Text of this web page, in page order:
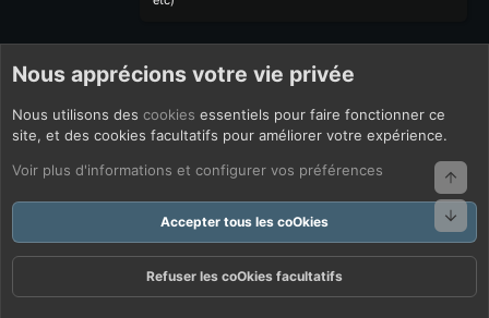
Nous apprécions votre vie privée
Nous utilisons des cookies essentiels pour faire fonctionner ce
site, et des cookies facultatifs pour améliorer votre expérience.
Voir plus d'informations et configurer vos préférences
Accepter tous les coOkies
Refuser les coOkies facultatifs